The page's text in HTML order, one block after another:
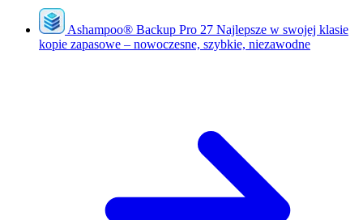
Ashampoo® Backup Pro 27 Najlepsze w swojej klasie
kopie zapasowe – nowoczesne, szybkie, niezawodne